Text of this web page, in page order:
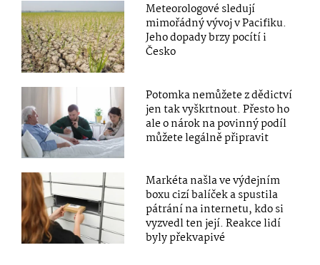
Meteorologové sledují
mimořádný vývoj v Pacifiku.
Jeho dopady brzy pocítí i
Česko
Potomka nemůžete z dědictví
jen tak vyškrtnout. Přesto ho
ale o nárok na povinný podíl
můžete legálně připravit
Markéta našla ve výdejním
boxu cizí balíček a spustila
pátrání na internetu, kdo si
vyzvedl ten její. Reakce lidí
byly překvapivé